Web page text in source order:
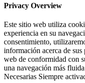
Privacy Overview
Este sitio web utiliza
experiencia en su
consentimiento,
información acerca de
web de conformidad con
una navegación más
Necesarias Siempre